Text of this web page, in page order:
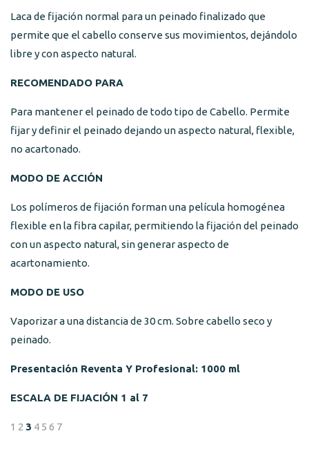
Laca de fijación normal para un peinado finalizado que
permite que el cabello conserve sus movimientos, dejándolo
libre y con aspecto natural.
RECOMENDADO PARA
Para mantener el peinado de todo tipo de Cabello. Permite
fijar y definir el peinado dejando un aspecto natural, flexible,
no acartonado.
MODO DE ACCIÓN
Los polímeros de fijación forman una película homogénea
flexible en la fibra capilar, permitiendo la fijación del peinado
con un aspecto natural, sin generar aspecto de
acartonamiento.
MODO DE USO
Vaporizar a una distancia de 30 cm. Sobre cabello seco y
peinado.
Presentación Reventa Y Profesional: 1000 ml
ESCALA DE FIJACIÓN 1 al 7
1 2 3 4 5 6 7